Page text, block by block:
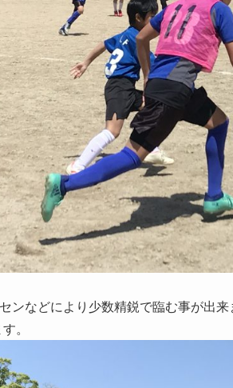
ンなどにより少数精鋭で臨む事が出
。